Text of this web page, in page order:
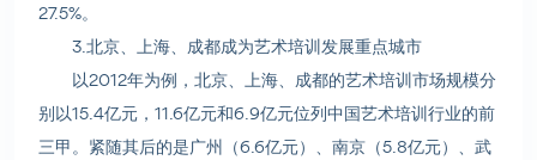
27.5%。
3.北京、上海、成都成为艺术培训发展重点城市
以2012年为例，北京、上海、成都的艺术培训市场规模分
别以15.4亿元，11.6亿元和6.9亿元位列中国艺术培训行业的前
三甲。紧随其后的是广州（6.6亿元）、南京（5.8亿元）、武